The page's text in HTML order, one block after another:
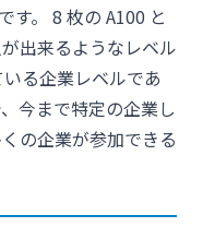
す。 8 枚の A100 と
出来るようなレベル
る企業レベルであ
今まで特定の企業し
の企業が参加できる